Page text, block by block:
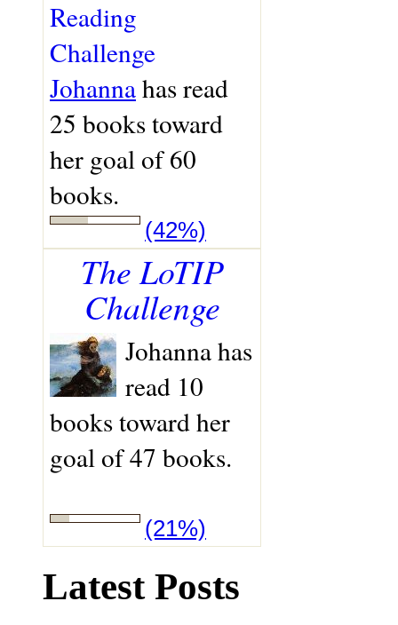
Johannahas read
25 books toward
her goal of 60
books.
(42%)
The LoTIP
Challenge
Johanna has
read 10
books toward her
goal of 47 books.
(21%)
Latest Posts